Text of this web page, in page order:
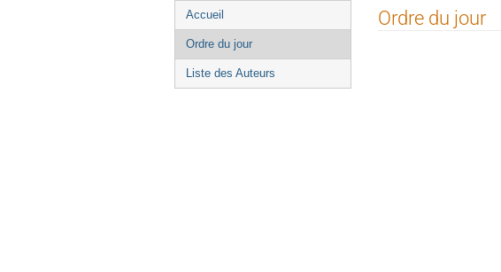
Menu
de
l'événement
Accueil
Ordre du jour
Liste des Auteurs
Ordre du jour